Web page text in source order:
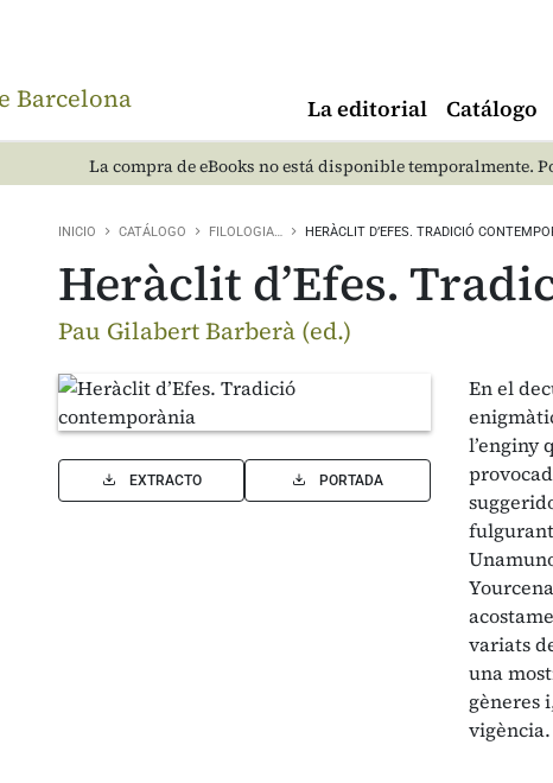
La editorial Catálogo
La compra de eBooks no está disponible temporalmente.
INICIO CATÁLOGO FILOLOGIA… HERÀCLIT D’EFES. TRADICIÓ
Heràclit d’Efes.
Pau Gilabert Barberà (ed.)
EXTRACTO PORTADA
En el
l’enginy
variats
una
gèneres
vigència.